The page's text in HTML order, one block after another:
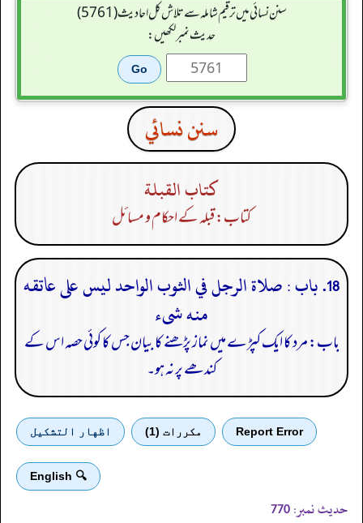
سنن نسائی میں ترقیم شاملہ سے تلاش کل احادیث (5761)
حدیث نمبر لکھیں:
سنن نسائي
كتاب القبلة
کتاب: قبلہ کے احکام و مسائل
18. باب : صلاة الرجل في الثوب الواحد ليس على عاتقه
منه شىء
باب: مرد کا ایک کپڑے میں نماز پڑھنے کا بیان جس کا کوئی حصہ اس کے
کندھے پر نہ ہو۔
Report Error مكررات (1) اظهار التشكيل
🔍 English
حدیث نمبر: 770